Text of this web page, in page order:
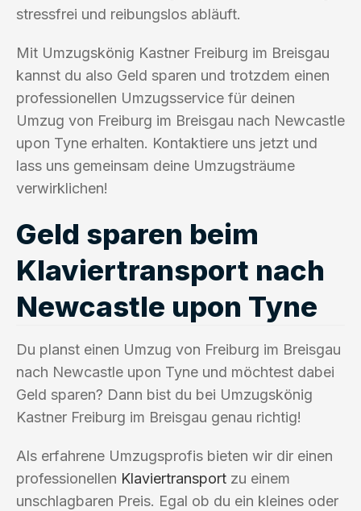
stressfrei und reibungslos abläuft.
Mit Umzugskönig Kastner Freiburg im Breisgau
kannst du also Geld sparen und trotzdem einen
professionellen Umzugsservice für deinen
Umzug von Freiburg im Breisgau nach Newcastle
upon Tyne erhalten. Kontaktiere uns jetzt und
lass uns gemeinsam deine Umzugsträume
verwirklichen!
Geld sparen beim
Klaviertransport nach
Newcastle upon Tyne
Du planst einen Umzug von Freiburg im Breisgau
nach Newcastle upon Tyne und möchtest dabei
Geld sparen? Dann bist du bei Umzugskönig
Kastner Freiburg im Breisgau genau richtig!
Als erfahrene Umzugsprofis bieten wir dir einen
professionellen Klaviertransport zu einem
unschlagbaren Preis. Egal ob du ein kleines oder